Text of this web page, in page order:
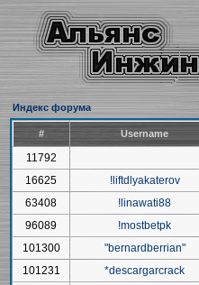
Индекс форума
# Username
11792
16625
!liftdlyakaterov
63408
!linawati88
96089
!mostbetpk
101300
"bernardberrian"
101231
*descargarcrack